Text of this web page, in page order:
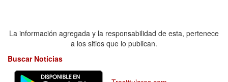
La información agregada y la responsabilidad de esta, pertenece
a los sitios que lo publican.
Buscar Noticias